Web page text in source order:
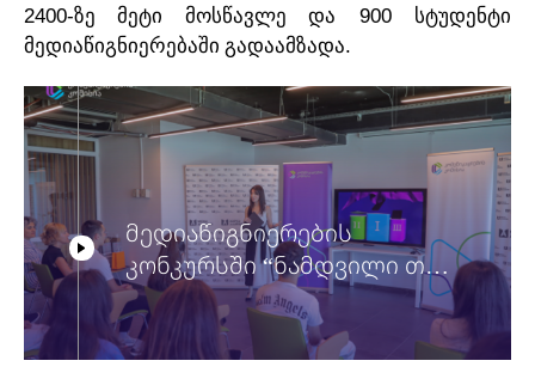
2400-ზე მეტი მოსწავლე და 900 სტუდენტი
მედიაწიგნიერებაში გადაამზადა.
მედიაწიგნიერების
კონკურსში “ნამდვილი თუ
მოგონილი?!” სამი
გამარჯვებული
გამოვლინდა